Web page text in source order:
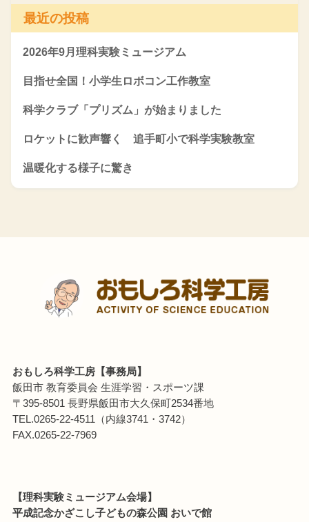
最近の投稿
2026年9月理科実験ミュージアム
目指せ全国！小学生ロボコン工作教室
科学クラブ「プリズム」が始まりました
ロケットに歓声響く 追手町小で科学実験教室
温暖化する様子に驚き
おもしろ科学工房【事務局】
飯田市 教育委員会 生涯学習・スポーツ課
〒395-8501 長野県飯田市大久保町2534番地
TEL.0265-22-4511（内線3741・3742）
FAX.0265-22-7969
【理科実験ミュージアム会場】
平成記念かざこし子どもの森公園 おいで館